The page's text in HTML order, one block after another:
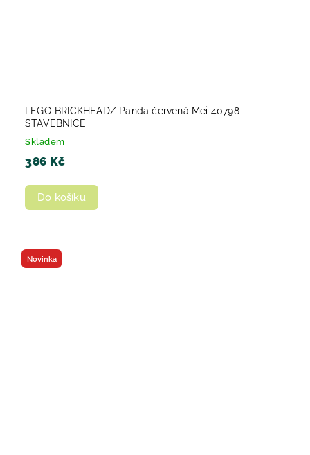
LEGO BRICKHEADZ Panda červená Mei 40798
STAVEBNICE
Skladem
386 Kč
Do košíku
Novinka